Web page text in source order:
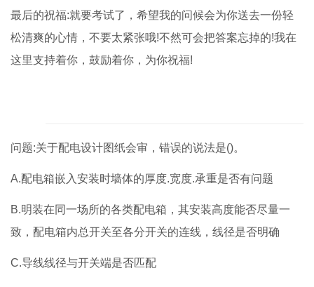
最后的祝福:就要考试了，希望我的问候会为你送去一份轻
松清爽的心情，不要太紧张哦!不然可会把答案忘掉的!我在
这里支持着你，鼓励着你，为你祝福!
问题:关于配电设计图纸会审，错误的说法是()。
A.配电箱嵌入安装时墙体的厚度.宽度.承重是否有问题
B.明装在同一场所的各类配电箱，其安装高度能否尽量一
致，配电箱内总开关至各分开关的连线，线径是否明确
C.导线线径与开关端是否匹配